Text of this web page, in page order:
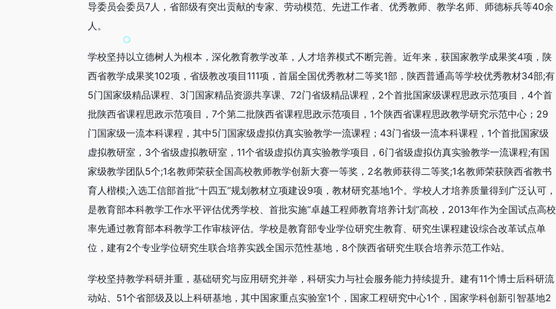
导委员会委员7人，省部级有突出贡献的专家、劳动模范、先进工作者、优秀教师、教学名师、师德标兵等40余
人。
学校坚持以立德树人为根本，深化教育教学改革，人才培养模式不断完善。近年来，获国家教学成果奖4项，陕
西省教学成果奖102项，省级教改项目111项，首届全国优秀教材二等奖1部，陕西普通高等学校优秀教材34部;有
5门国家级精品课程、3门国家精品资源共享课、72门省级精品课程，2个首批国家级课程思政示范项目，4个首
批陕西省课程思政示范项目，7个第二批陕西省课程思政示范项目，1个陕西省课程思政教学研究示范中心；29
门国家级一流本科课程，其中5门国家级虚拟仿真实验教学一流课程；43门省级一流本科课程，1个首批国家级
虚拟教研室，3个省级虚拟教研室，11个省级虚拟仿真实验教学项目，6门省级虚拟仿真实验教学一流课程;有国
家级教学团队5个;1名教师荣获全国高校教师教学创新大赛一等奖，2名教师获得二等奖;1名教师荣获陕西省教书
育人楷模;入选工信部首批“十四五”规划教材立项建设9项，教材研究基地1个。学校人才培养质量得到广泛认可，
是教育部本科教学工作水平评估优秀学校、首批实施“卓越工程师教育培养计划”高校，2013年作为全国试点高校
率先通过教育部本科教学工作审核评估。学校是教育部专业学位研究生教育、研究生课程建设综合改革试点单
位，建有2个专业学位研究生联合培养实践全国示范性基地，8个陕西省研究生联合培养示范工作站。
学校坚持教学科研并重，基础研究与应用研究并举，科研实力与社会服务能力持续提升。建有11个博士后科研流
动站、51个省部级及以上科研基地，其中国家重点实验室1个，国家工程研究中心1个，国家学科创新引智基地2